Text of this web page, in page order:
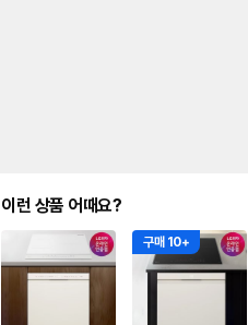
이런 상품 어때요?
구매 10+